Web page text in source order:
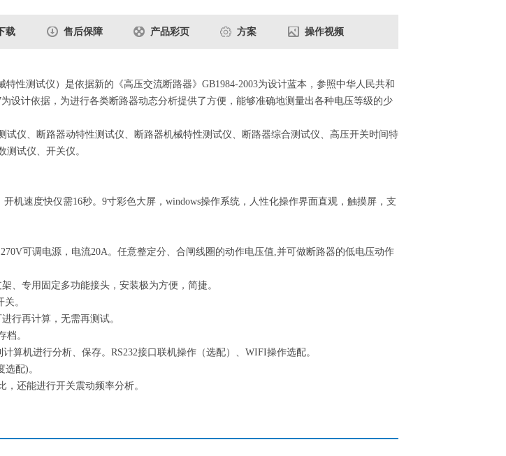
载 售后保障 产品彩页 方案 操作视频
性测试仪）是依据新的《高压交流断路器》GB1984-2003为设计蓝本，参照中华人民共和
设计依据，为进行各类断路器动态分析提供了方便，能够准确地测量出各种电压等级的少
仪、断路器动特性测试仪、断路器机械特性测试仪、断路器综合测试仪、高压开关时间特
试仪、开关仪。
机速度快仅需16秒。9寸彩色大屏，windows操作系统，人性化操作界面直观，触摸屏，支
可调电源，电流20A。任意整定分、合闸线圈的动作电压值,并可做断路器的低电压动作
、专用固定多功能接头，安装极为方便，简捷。
。
行再计算，无需再测试。
档。
算机进行分析、保存。RS232接口联机操作（选配）、WIFI操作选配。
配)。
还能进行开关震动频率分析。